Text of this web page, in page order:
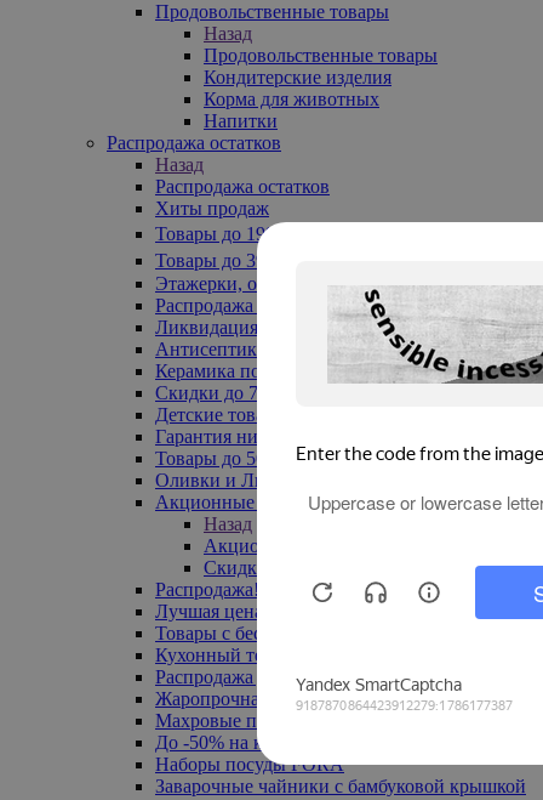
Продовольственные товары
Назад
Продовольственные товары
Кондитерские изделия
Корма для животных
Напитки
Распродажа остатков
Назад
Распродажа остатков
Хиты продаж
Товары до 199₽
Товары до 399₽
Этажерки, обувницы
Распродажа текстиля до -50%
Ликвидация до -70%
Антисептики
Керамика по 129 руб
Скидки до 70%
Детские товары
Гарантия низкой цены
Товары до 500 руб
Оливки и Лимоны
Акционные товары
Назад
Акционные товары
Скидка 20% по промокоду
Распродажа! Ульяновск до -70%
Лучшая цена
Товары с бесплатной доставкой
Кухонный текстиль
Распродажа до -50%
Жаропрочная посуда
Махровые полотенца
До -50% на ковры
Наборы посуды FORA
Заварочные чайники с бамбуковой крышкой